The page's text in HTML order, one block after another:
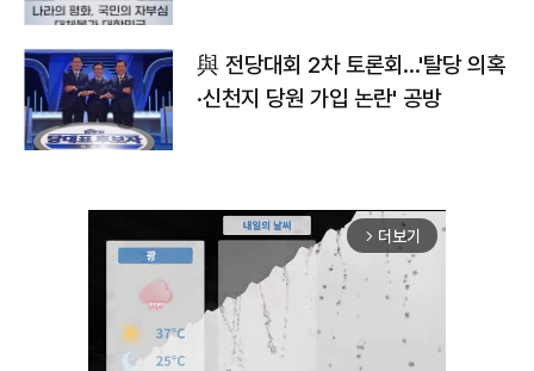
與 전당대회 2차 토론회…'탈당 의혹
·신천지 당원 가입 논란' 공방
arrow_forward_ios 더보기